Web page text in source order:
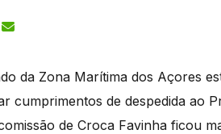
da Zona Marítima dos Açores
cumprimentos de despedida ao
de Croca Favinha ficou